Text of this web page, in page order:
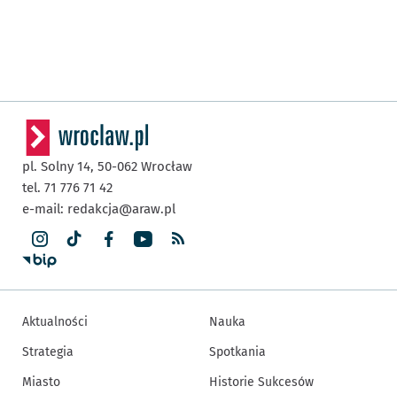
pl. Solny 14, 50-062 Wrocław
tel. 71 776 71 42
e-mail: redakcja@araw.pl
Aktualności
Strategia
Miasto
Nauka
Spotkania
Historie Sukcesów